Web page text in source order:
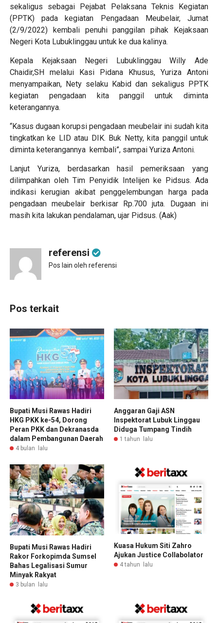
sekaligus sebagai Pejabat Pelaksana Teknis Kegiatan
(PPTK) pada kegiatan Pengadaan Meubelair, Jumat
(2/9/2022) kembali penuhi panggilan pihak Kejaksaan
Negeri Kota Lubuklinggau untuk ke dua kalinya.
Kepala Kejaksaan Negeri Lubuklinggau Willy Ade
Chaidir,SH melalui Kasi Pidana Khusus, Yuriza Antoni
menyampaikan, Nety selaku Kabid dan sekaligus PPTK
kegiatan pengadaan kita panggil untuk diminta
keterangannya.
“Kasus dugaan korupsi pengadaan meubelair ini sudah kita
tingkatkan ke LID atau DIK. Buk Netty, kita panggil untuk
diminta keterangannya kembali”, sampai Yuriza Antoni.
Lanjut Yuriza, berdasarkan hasil pemeriksaan yang
dilimpahkan oleh Tim Penyidik Intelijen ke Pidsus. Ada
indikasi kerugian akibat penggelembungan harga pada
pengadaan meubelair berkisar Rp.700 juta. Dugaan ini
masih kita lakukan pendalaman, ujar Pidsus. (Aak)
referensi
Pos lain oleh referensi
Pos terkait
Bupati Musi Rawas Hadiri
HKG PKK ke-54, Dorong
Peran PKK dan Dekranasda
dalam Pembangunan Daerah
4 bulan lalu
Anggaran Gaji ASN
Inspektorat Lubuk Linggau
Diduga Tumpang Tindih
1 tahun lalu
Bupati Musi Rawas Hadiri
Rakor Forkopimda Sumsel
Bahas Legalisasi Sumur
Minyak Rakyat
3 bulan lalu
Kuasa Hukum Siti Zahro
Ajukan Justice Collabolator
4 tahun lalu